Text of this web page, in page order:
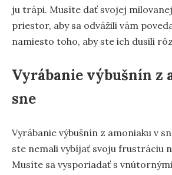
ju trápi. Musíte dať svojej
priestor, aby sa odvážili vám
namiesto toho, aby ste ich dusili
Vyrábanie výbušnín z
sne
Vyrábanie výbušnín z amoniaku v
ste nemali vybíjať svoju frustráciu
Musíte sa vysporiadať s